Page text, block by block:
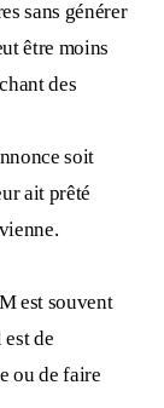
sans générer
être moins
des
soit
ait prêté
est souvent
de
ou de faire